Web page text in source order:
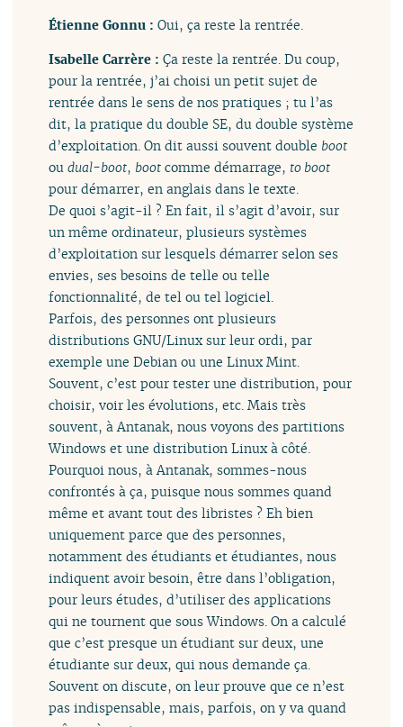
Étienne Gonnu :Oui, ça reste la rentrée.
Isabelle Carrère :Ça reste la rentrée. Du coup,
pour la rentrée, j’ai choisi un petit sujet de
rentrée dans le sens de nos pratiques ; tu l’as
dit, la pratique du double SE, du double système
d’exploitation. On dit aussi souvent double boot
oudual-boot, boot comme démarrage, to boot
pour démarrer, en anglais dans le texte.
De quoi s’agit-il ? En fait, il s’agit d’avoir, sur
un même ordinateur, plusieurs systèmes
d’exploitation sur lesquels démarrer selon ses
envies, ses besoins de telle ou telle
fonctionnalité, de tel ou tel logiciel.
Parfois, des personnes ont plusieurs
distributions GNU/Linux sur leur ordi, par
exemple une Debian ou une Linux Mint.
Souvent, c’est pour tester une distribution, pour
choisir, voir les évolutions, etc. Mais très
souvent, à Antanak, nous voyons des partitions
Windows et une distribution Linux à côté.
Pourquoi nous, à Antanak, sommes-nous
confrontés à ça, puisque nous sommes quand
même et avant tout des libristes ? Eh bien
uniquement parce que des personnes,
notamment des étudiants et étudiantes, nous
indiquent avoir besoin, être dans l’obligation,
pour leurs études, d’utiliser des applications
qui ne tournent que sous Windows. On a calculé
que c’est presque un étudiant sur deux, une
étudiante sur deux, qui nous demande ça.
Souvent on discute, on leur prouve que ce n’est
pas indispensable, mais, parfois, on y va quand